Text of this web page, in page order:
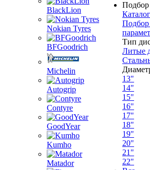
BlackLion
Nokian Tyres
BFGoodrich
Michelin
Autogrip
Contyre
GoodYear
Kumho
Matador
Подбор
Тип
Литые
13"
14"
15"
16"
17"
18"
19"
20"
21"
22"